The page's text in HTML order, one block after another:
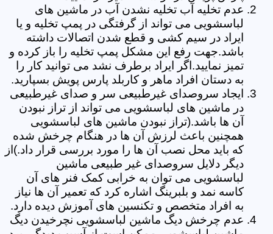
عدم تخلیه آب تخلیه نشدن آب در ماشین های
لباسشویی می تواند از گرفتگی در پمپ تخلیه و یا
ایراد در سیم کشی و قطع شدن اتصالات داشته
باشد.جهت رفع این مشکل پمپ تخلیه را باز کرده و
تمیز نمایید.اگر ایراد برطرف نشد می توانید کار را
به دستان افراد ماهر و کاربلد پارس پویش بسپارید.
ایجاد سروصدای غیرطبیعی سر و صدای غیرطبیعی
در ماشین های لباسشویی می تواند از تراز نبودن
آن ها باشد.(تراز نبودن ماشین های لباسشویی
همچنین باعث لرزش آن ها در هنگام چرخش شده
که باید محل نصب آن ها را مورد بررسی قرار داد.)از
دیگر دلایل سروصدای غیر طبیعی ماشین
لباسشویی می توان به خرابی کمک فنر های آن
کاسه نمد و بلبرینگ اشاره کرد که تعمیر آن ها نیاز
به افراد متخصص و تکنسین های آموزش دیده دارد.
عدم چرخش دیگ ماشین لباسشویی نچرخیدن دیگ